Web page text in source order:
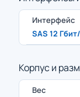
Интерфейс
SAS 12
Корпус и
Вес